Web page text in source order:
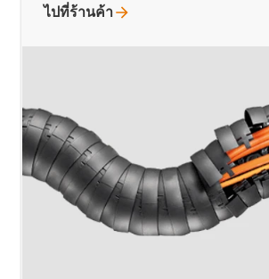
ไปที่ร้านค้า